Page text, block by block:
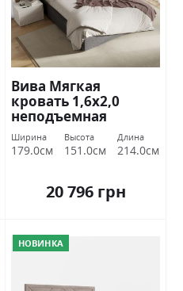
Вива Мягкая
кровать 1,6х2,0
неподъемная
Миромарк
Ширина
179.0см
Высота
151.0см
Длина
214.0см
20 796 грн
НОВИНКА